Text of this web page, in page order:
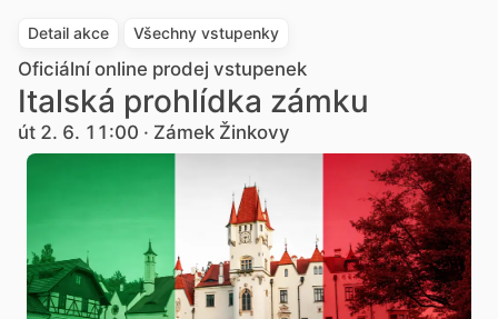
Detail akce Všechny vstupenky
Oficiální online prodej vstupenek
Italská prohlídka zámku
út 2. 6. 11:00 · Zámek Žinkovy